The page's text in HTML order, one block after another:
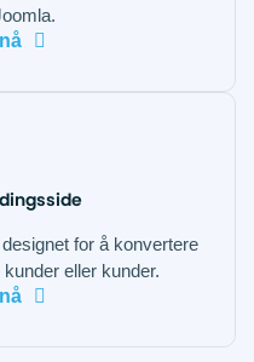
for å konvertere
eller kunder.